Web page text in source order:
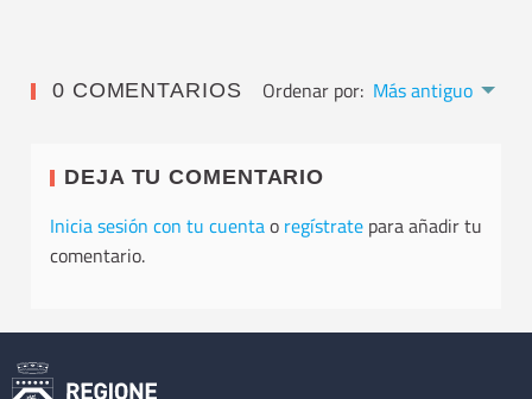
0 COMENTARIOS Ordenar por: Más antiguo
DEJA TU COMENTARIO
Inicia sesión con tu cuentao regístrate para añadir tu
comentario.